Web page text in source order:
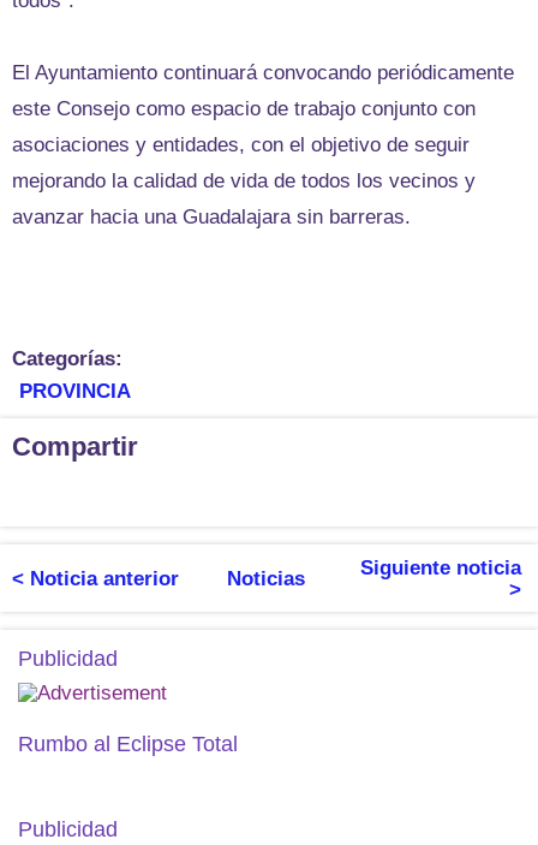
El Ayuntamiento continuará convocando periódicamente
este Consejo como espacio de trabajo conjunto con
asociaciones y entidades, con el objetivo de seguir
mejorando la calidad de vida de todos los vecinos y
avanzar hacia una Guadalajara sin barreras.
Categorías:
PROVINCIA
Compartir
< Noticia anterior Noticias
Siguiente noticia
>
Publicidad
Rumbo al Eclipse Total
Publicidad